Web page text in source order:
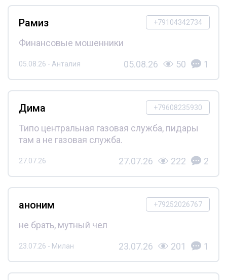
+79104342734
Рамиз
Финансовые мошенники
05.08.26 - Анталия 05.08.26 50 1
+79608235930
Дима
Типо центральная газовая служба, пидары
там а не газовая служба.
27.07.26 27.07.26 222 2
+79252026767
аноним
не брать, мутный чел
23.07.26 - Милан 23.07.26 201 1